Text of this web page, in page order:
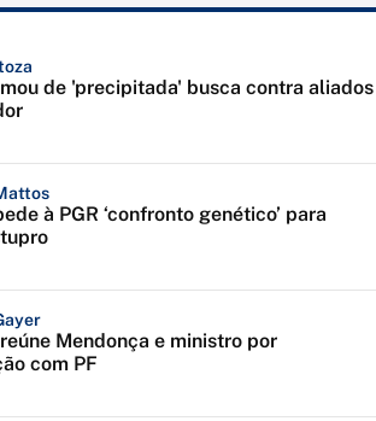
de 'precipitada' busca contra aliados
à PGR ‘confronto genético’ para
Mendonça e ministro por
com PF